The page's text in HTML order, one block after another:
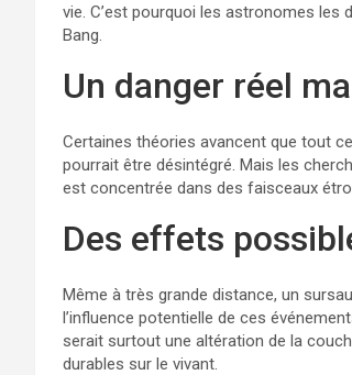
vie. C’est pourquoi les astronomes les
Bang.
Un danger réel
Certaines théories avancent que tout
pourrait être désintégré. Mais les
est concentrée dans des faisceaux
Des effets
Même à très grande distance, un
l’influence potentielle de ces
serait surtout une altération de la
durables sur le vivant.